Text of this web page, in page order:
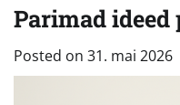
Parimad ideed
Posted on 31. mai 2026